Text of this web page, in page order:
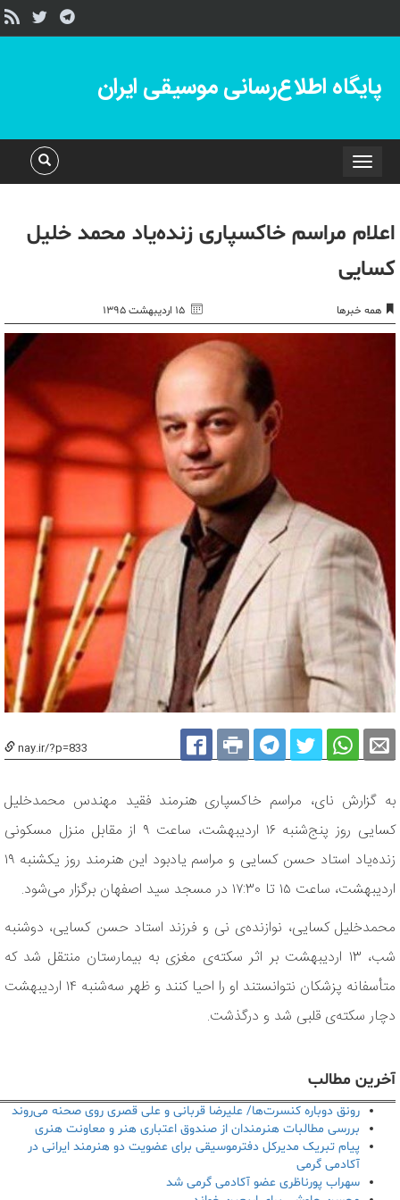
پایگاه اطلاع‌رسانی موسیقی ایران
Toggle
navigation
اعلام مراسم خاکسپاری زنده‌یاد محمد خلیل
کسایی
همه خبرها ۱۵ اردیبهشت ۱۳۹۵
nay.ir/?p=833
به گزارش نای، مراسم خاکسپاری هنرمند فقید مهندس محمدخلیل
کسایی روز پنج‌شنبه ۱۶ اردیبهشت، ساعت ۹ از مقابل منزل مسکونی
زنده‌یاد استاد حسن کسایی و مراسم یادبود این هنرمند روز یکشنبه ۱۹
اردیبهشت، ساعت ۱۵ تا ۱۷:۳۰ در مسجد سید اصفهان برگزار می‌شود.
محمدخلیل کسایی، نوازنده‌ی نی و فرزند استاد حسن کسایی، دوشنبه
شب، ۱۳ اردیبهشت بر اثر سکته‌ی مغزی به بیمارستان منتقل شد که
متأسفانه پزشکان نتوانستند او را احیا کنند و ظهر سه‌شنبه ۱۴ اردیبهشت
دچار سکته‌ی قلبی شد و درگذشت.
آخرین مطالب
رونق دوباره کنسرت‌ها/ علیرضا قربانی و علی قصری روی صحنه می‌روند
بررسی مطالبات هنرمندان از صندوق اعتباری هنر و معاونت هنری
پیام تبریک مدیرکل دفترموسیقی برای عضویت دو هنرمند ایرانی در
آکادمی گرمی
سهراب پورناظری عضو آکادمی گرمی شد